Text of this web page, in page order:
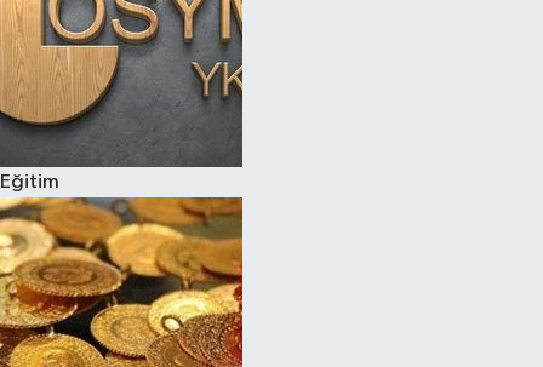
Eğitim
Yaşam-Çevre